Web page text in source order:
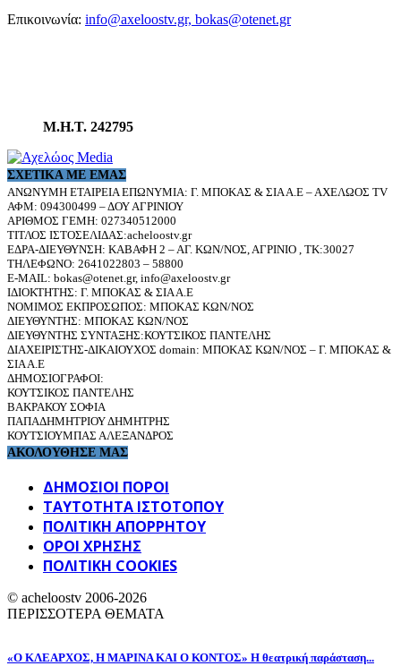
Επικοινωνία: info@axeloostv.gr, bokas@otenet.gr
Μ.Η.Τ. 242795
ΣΧΕΤΙΚΆ ΜΕ ΕΜΆΣ
ΑΝΩΝΥΜΗ ΕΤΑΙΡΕΙΑ ΕΠΩΝΥΜΙΑ: Γ. ΜΠΟΚΑΣ & ΣΙΑ Α.Ε – ΑΧΕΛΩΟΣ TV
ΑΦΜ: 094300499 – ΔΟΥ ΑΓΡΙΝΙΟΥ
ΑΡΙΘΜΟΣ ΓΕΜΗ: 027340512000
ΤΙΤΛΟΣ ΙΣΤΟΣΕΛΙΔΑΣ:acheloostv.gr
ΕΔΡΑ-ΔΙΕΥΘΥΝΣΗ: ΚΑΒΑΦΗ 2 – ΑΓ. ΚΩΝ/ΝΟΣ, ΑΓΡΙΝΙΟ , ΤΚ:30027
ΤΗΛΕΦΩΝΟ: 2641022803 – 58800
E-MAIL: bokas@otenet.gr, info@axeloostv.gr
ΙΔΙΟΚΤΗΤΗΣ: Γ. ΜΠΟΚΑΣ & ΣΙΑ Α.Ε
ΝΟΜΙΜΟΣ ΕΚΠΡΟΣΩΠΟΣ: ΜΠΟΚΑΣ ΚΩΝ/ΝΟΣ
ΔΙΕΥΘΥΝΤΗΣ: ΜΠΟΚΑΣ ΚΩΝ/ΝΟΣ
ΔΙΕΥΘΥΝΤΗΣ ΣΥΝΤΑΞΗΣ:ΚΟΥΤΣΙΚΟΣ ΠΑΝΤΕΛΗΣ
ΔΙΑΧΕΙΡΙΣΤΗΣ-ΔΙΚΑΙΟΥΧΟΣ domain: ΜΠΟΚΑΣ ΚΩΝ/ΝΟΣ – Γ. ΜΠΟΚΑΣ &
ΣΙΑ Α.Ε
ΔΗΜΟΣΙΟΓΡΑΦΟΙ:
ΚΟΥΤΣΙΚΟΣ ΠΑΝΤΕΛΗΣ
ΒΑΚΡΑΚΟΥ ΣΟΦΙΑ
ΠΑΠΑΔΗΜΗΤΡΙΟΥ ΔΗΜΗΤΡΗΣ
ΚΟΥΤΣΙΟΥΜΠΑΣ ΑΛΕΞΑΝΔΡΟΣ
ΑΚΟΛΟΥΘΗΣΕ ΜΑΣ
ΔΗΜΟΣΙΟΙ ΠΟΡΟΙ
ΤΑΥΤΌΤΗΤΑ ΙΣΤΌΤΟΠΟΥ
ΠΟΛΙΤΙΚΉ ΑΠΟΡΡΉΤΟΥ
ΌΡΟΙ ΧΡΉΣΗΣ
ΠΟΛΙΤΙΚΗ COOKIES
© acheloostv 2006-2026
ΠΕΡΙΣΣΟΤΕΡΑ ΘΕΜΑΤΑ
«Ο ΚΛΕΑΡΧΟΣ, Η ΜΑΡΙΝΑ ΚΑΙ Ο ΚΟΝΤΟΣ» Η θεατρική παράσταση...